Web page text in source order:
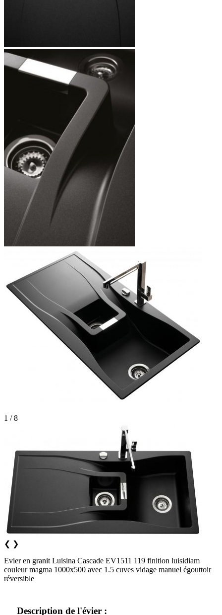
1 / 8
❮ ❯
Evier en granit Luisina Cascade EV1511 119 finition luisidiam
couleur magma 1000x500 avec 1.5 cuves vidage manuel égouttoir
réversible
Description de l'évier :